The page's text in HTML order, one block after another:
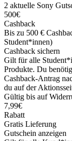
2 aktuelle Sony
500€
Cashback
Bis zu 500 €
Student*innen)
Cashback sichern
Gilt für alle
Produkte. Du
Cashback-Antrag
du auf der
Gültig bis auf
7,99€
Rabatt
Gratis Lieferung
Gutschein anzeigen